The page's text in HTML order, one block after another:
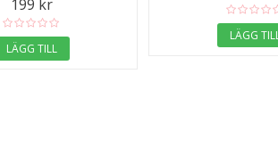
199 kr
LÄGG TILL
LÄGG